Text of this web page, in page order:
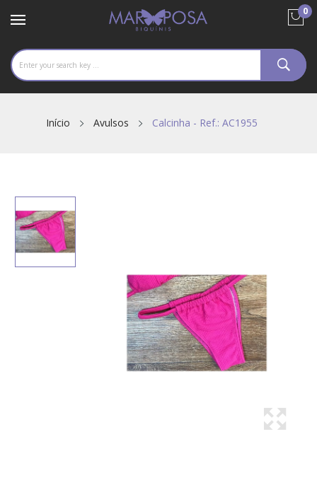
0
Início Avulsos Calcinha - Ref.: AC1955